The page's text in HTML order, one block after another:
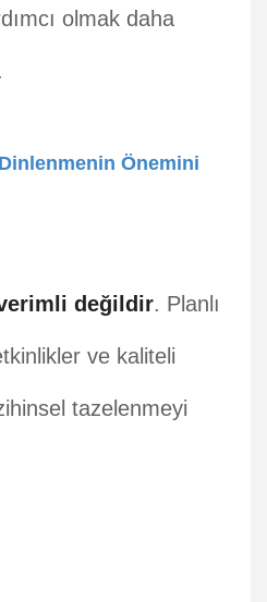
olmak daha
Önemini
değildir. Planlı
ve kaliteli
tazelenmeyi